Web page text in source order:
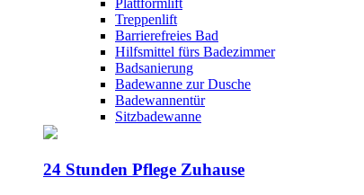
Treppenlift
Barrierefreies Bad
Hilfsmittel fürs Badezimmer
Badsanierung
Badewanne zur Dusche
Badewannentür
Sitzbadewanne
24 Stunden Pflege Zuhause